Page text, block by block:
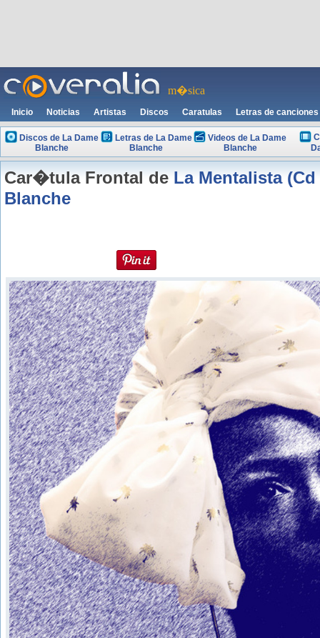
m�sica
Inicio Noticias Artistas Discos Caratulas Letras de canciones
Discos de La Dame
Blanche
Letras de La Dame
Blanche
Videos de La Dame
Blanche
Car�tula Frontal de La Mentalista
Blanche